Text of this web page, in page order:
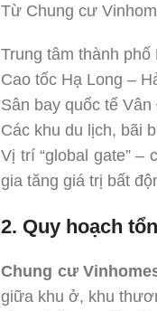
Từ Chung cư
Trung tâm thành
Cao tốc Hạ Long –
Sân bay quốc tế Vân
Các khu du lịch, bãi
Vị trí “global gate”
gia tăng giá trị bất
2. Quy hoạch
Chung cư
giữa khu ở, khu